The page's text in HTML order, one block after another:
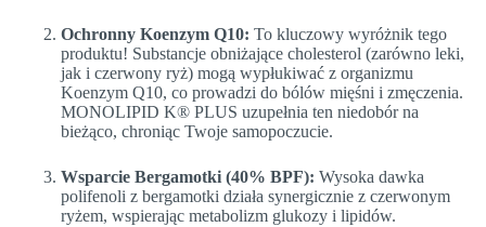
Ochronny Koenzym Q10: To kluczowy wyróżnik tego
produktu! Substancje obniżające cholesterol (zarówno leki,
jak i czerwony ryż) mogą wypłukiwać z organizmu
Koenzym Q10, co prowadzi do bólów mięśni i zmęczenia.
MONOLIPID K® PLUS uzupełnia ten niedobór na
bieżąco, chroniąc Twoje samopoczucie.
Wsparcie Bergamotki (40% BPF): Wysoka dawka
polifenoli z bergamotki działa synergicznie z czerwonym
ryżem, wspierając metabolizm glukozy i lipidów.